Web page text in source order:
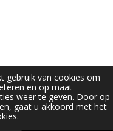
gebruik van cookies om
en op maat
weer te geven. Door op
gaat u akkoord met het